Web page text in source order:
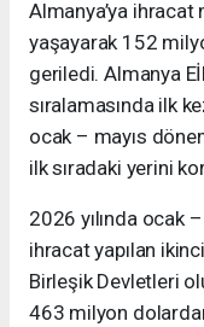
Almanya’ya ihracat
yaşayarak 152
geriledi. Almanya
sıralamasında ilk
ocak – mayıs
ilk sıradaki yerini
2026 yılında ocak
ihracat yapılan
Birleşik Devletleri
463 milyon